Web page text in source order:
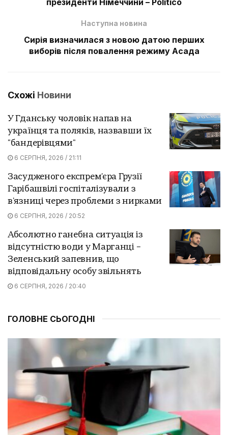
Наступна новина
Сирія визначилася з новою датою перших
виборів після повалення режиму Асада
Схожі Новини
У Гданську чоловік напав на
українця та поляків, назвавши їх
"бандерівцями"
6 СЕРПНЯ, 2026 / 21:11
Засудженого експрем'єра Грузії
Гарібашвілі госпіталізували з
в'язниці через проблеми з нирками
6 СЕРПНЯ, 2026 / 20:52
Абсолютно ганебна ситуація із
відсутністю води у Марганці –
Зеленський запевнив, що
відповідальну особу звільнять
6 СЕРПНЯ, 2026 / 20:40
ГОЛОВНЕ СЬОГОДНІ